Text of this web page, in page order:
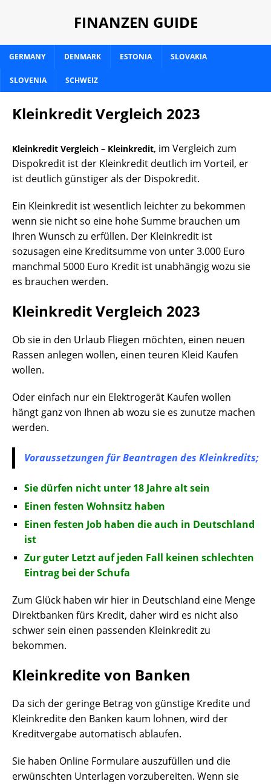
FINANZEN GUIDE
GERMANY DENMARK ESTONIA SLOVAKIA
SLOVENIA SCHWEIZ
Kleinkredit Vergleich 2023
Kleinkredit Vergleich – Kleinkredit, im Vergleich zum
Dispokredit ist der Kleinkredit deutlich im Vorteil, er
ist deutlich günstiger als der Dispokredit.
Ein Kleinkredit ist wesentlich leichter zu bekommen
wenn sie nicht so eine hohe Summe brauchen um
Ihren Wunsch zu erfüllen. Der Kleinkredit ist
sozusagen eine Kreditsumme von unter 3.000 Euro
manchmal 5000 Euro Kredit ist unabhängig wozu sie
es brauchen werden.
Kleinkredit Vergleich 2023
Ob sie in den Urlaub Fliegen möchten, einen neuen
Rassen anlegen wollen, einen teuren Kleid Kaufen
wollen.
Oder einfach nur ein Elektrogerät Kaufen wollen
hängt ganz von Ihnen ab wozu sie es zunutze machen
werden.
Voraussetzungen für Beantragen des Kleinkredits;
Sie dürfen nicht unter 18 Jahre alt sein
Einen festen Wohnsitz haben
Einen festen Job haben die auch in Deutschland
ist
Zur guter Letzt auf jeden Fall keinen schlechten
Eintrag bei der Schufa
Zum Glück haben wir hier in Deutschland eine Menge
Direktbanken fürs Kredit, daher wird es nicht also
schwer sein einen passenden Kleinkredit zu
bekommen.
Kleinkredite von Banken
Da sich der geringe Betrag von günstige Kredite und
Kleinkredite den Banken kaum lohnen, wird der
Kreditvergabe automatisch ablaufen.
Sie haben Online Formulare auszufüllen und die
erwünschten Unterlagen vorzubereiten. Wenn sie